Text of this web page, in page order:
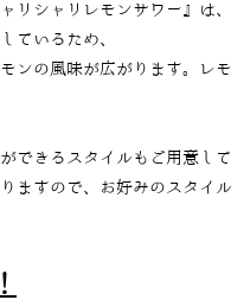
リシャリレモンサワー』は
ているため、
ンの風味が広がります。レ
できるスタイルもご用意し
ますので、お好みのスタイ